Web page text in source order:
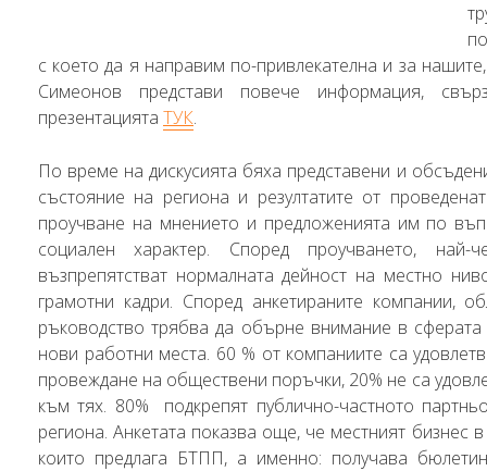
с което да я направим по-привлекателна и за
Симеонов представи повече информация,
презентацията ТУК.
По време на дискусията бяха представени и
състояние на региона и резултатите от
проучване на мнението и предложенията им по
социален характер. Според проучването, най-
възпрепятстват нормалната дейност на местно
грамотни кадри. Според анкетираните компании,
ръководство трябва да обърне внимание в
нови работни места. 60 % от компаниите са
провеждане на обществени поръчки, 20% не са
към тях. 80% подкрепят публично-частното
региона. Анкетата показва още, че местният бизнес
които предлага БТПП, а именно: получава